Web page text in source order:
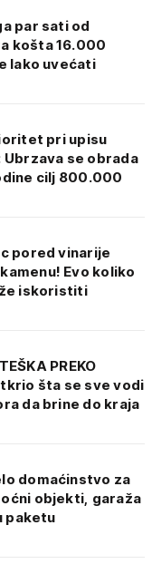
par sati od
košta 16.000
lako uvećati
pri upisu
se obrada
cilj 800.000
pored vinarije
Evo koliko
iskoristiti
PREKO
šta se sve vodi
da brine do kraja
domaćinstvo za
objekti, garaža
paketu